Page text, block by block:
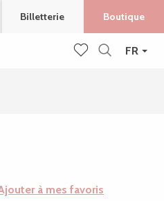
FR
Billetterie Boutique
aux favoris
à mes favoris